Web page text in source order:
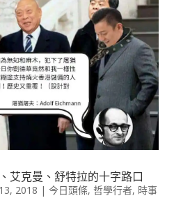
艾克曼、舒特拉的十字路口
2018 | 今日頭條, 哲學行者, 時事